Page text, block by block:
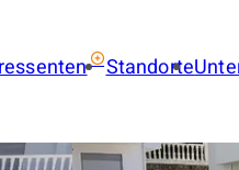
Gewerbe kaufen
Standorte